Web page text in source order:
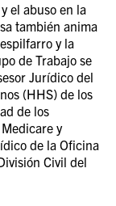
el abuso en la
también anima
y la
de Trabajo se
Jurídico del
(HHS) de los
de los
y
de la Oficina
Civil del